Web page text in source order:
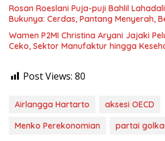
Rosan Roeslani Puja-puji Bahlil
Bukunya: Cerdas, Pantang Menyerah,
Wamen P2MI Christina Aryani Jajaki
Ceko, Sektor Manufaktur hingga
Post Views: 80
Airlangga Hartarto
aksesi OECD
Menko Perekonomian
partai